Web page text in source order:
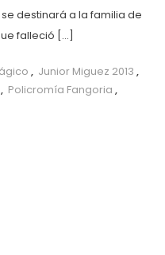
destinará a la familia de
falleció […]
, Junior Miguez 2013 ,
, Policromía Fangoria ,